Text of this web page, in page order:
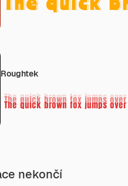
Roughtek
nekončí